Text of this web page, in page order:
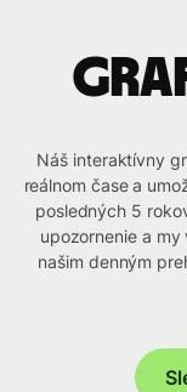
graf
Náš interaktívny
reálnom čase a
posledných 5
upozornenie a
našim denným